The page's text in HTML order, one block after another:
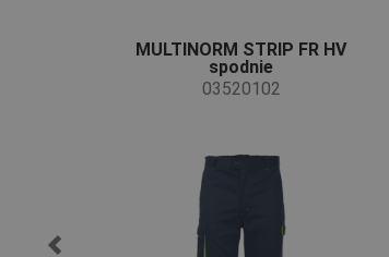
MULTINORM STRIP FR HV
spodnie
03520102